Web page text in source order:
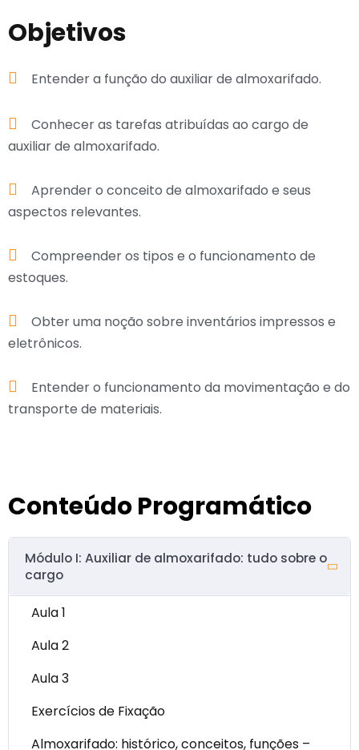
Objetivos
Entender a função do auxiliar de almoxarifado.
Conhecer as tarefas atribuídas ao cargo de
auxiliar de almoxarifado.
Aprender o conceito de almoxarifado e seus
aspectos relevantes.
Compreender os tipos e o funcionamento de
estoques.
Obter uma noção sobre inventários impressos e
eletrônicos.
Entender o funcionamento da movimentação e do
transporte de materiais.
Conteúdo Programático
Módulo I: Auxiliar de almoxarifado: tudo sobre o
cargo
Aula 1
Aula 2
Aula 3
Exercícios de Fixação
Almoxarifado: histórico, conceitos, funções –